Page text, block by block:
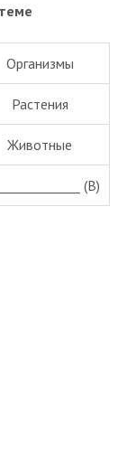
Организмы
Растения
Животные
(В)